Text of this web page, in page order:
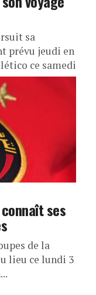
sa
prévu jeudi en
ce samedi
ses
de la
lieu ce lundi 3